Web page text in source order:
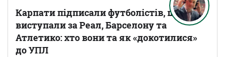
Карпати підписали футболістів, що
виступали за Реал, Барселону та
Атлетико: хто вони та як «докотилися»
до УПЛ